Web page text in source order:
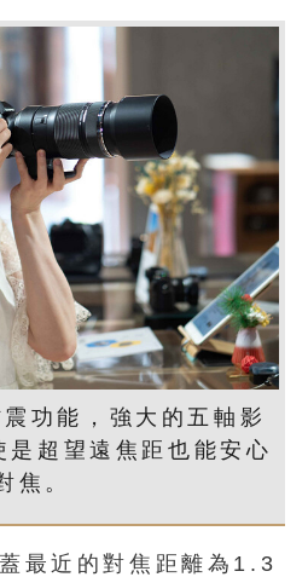
功能，強大的五軸影
是超望遠焦距也能安心
焦。
最近的對焦距離為1.3